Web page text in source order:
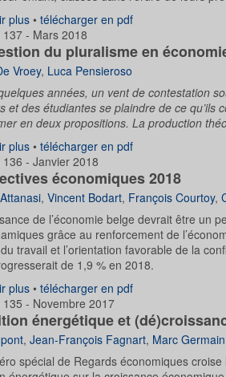
plus• télécharger en pdf
137 - Mars 2018
du pluralisme en
Vroey, Luca Pensieroso
années, un vent de contestation
et des étudiantes se plaindre de ce
en deux propositions. La production
plus• télécharger en pdf
136 - Janvier 2018
économiques 2018
, Vincent Bodart, François Courtoy,
de l’économie belge devrait être un
grâce au renforcement de
travail et l’orientation favorable de la
de 1,9 % en 2018.
plus• télécharger en pdf
135 - Novembre 2017
énergétique et
, Jean-François Fagnart, Marc Germain
spécial de Regards économiques